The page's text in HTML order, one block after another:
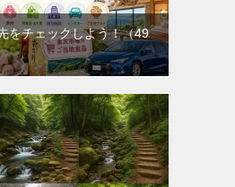
をチェックしよう！（49